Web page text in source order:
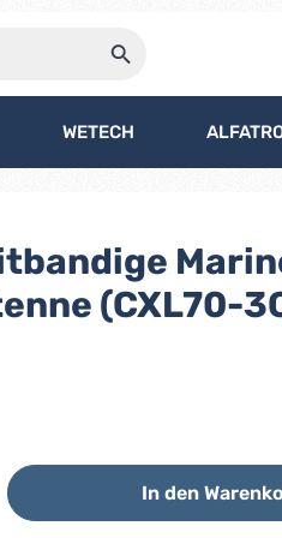
WETECH
(CXL70-
gewünschten
In den